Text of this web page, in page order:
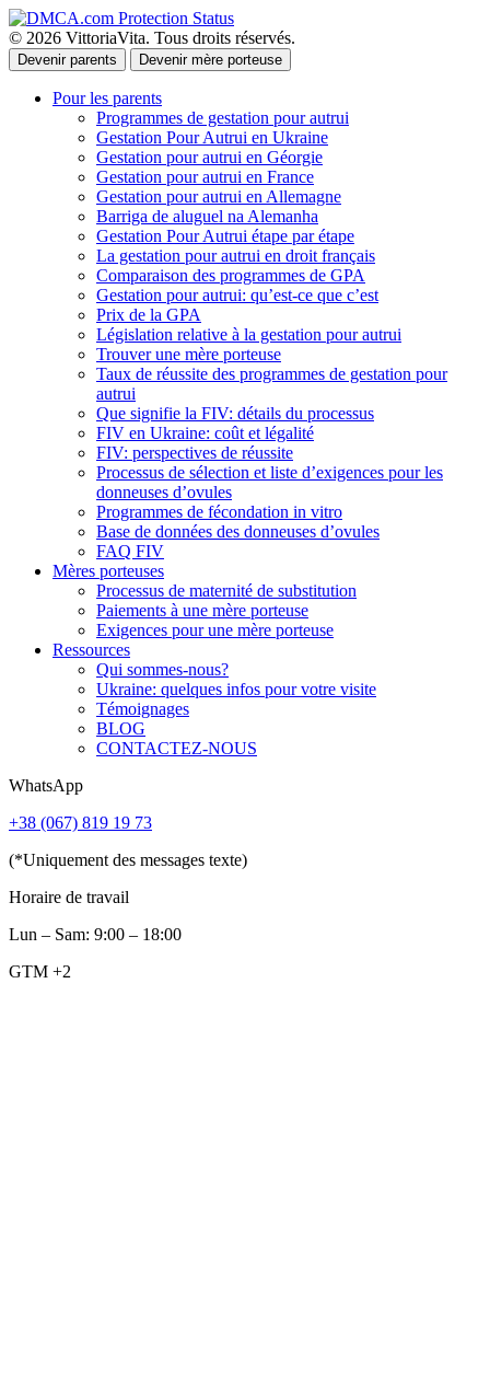
© 2026 VittoriaVita. Tous droits réservés.
Devenir parents Devenir mère porteuse
Pour les parents
Programmes de gestation pour autrui
Gestation Pour Autrui en Ukraine
Gestation pour autrui en Géorgie
Gestation pour autrui en France
Gestation pour autrui en Allemagne
Barriga de aluguel na Alemanha
Gestation Pour Autrui étape par étape
La gestation pour autrui en droit français
Comparaison des programmes de GPA
Gestation pour autrui: qu’est-ce que c’est
Prix de la GPA
Législation relative à la gestation pour autrui
Trouver une mère porteuse
Taux de réussite des programmes de gestation pour
autrui
Que signifie la FIV: détails du processus
FIV en Ukraine: coût et légalité
FIV: perspectives de réussite
Processus de sélection et liste d’exigences pour les
donneuses d’ovules
Programmes de fécondation in vitro
Base de données des donneuses d’ovules
FAQ FIV
Mères porteuses
Processus de maternité de substitution
Paiements à une mère porteuse
Exigences pour une mère porteuse
Ressources
Qui sommes-nous?
Ukraine: quelques infos pour votre visite
Témoignages
BLOG
CONTACTEZ-NOUS
WhatsApp
+38 (067) 819 19 73
(*Uniquement des messages texte)
Horaire de travail
Lun – Sam: 9:00 – 18:00
GTM +2